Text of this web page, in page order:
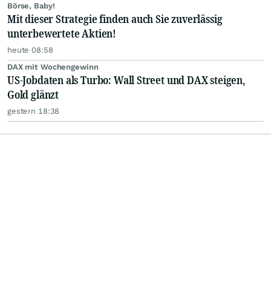
Börse, Baby!
Mit dieser Strategie finden auch Sie zuverlässig
unterbewertete Aktien!
heute 08:58
DAX mit Wochengewinn
US-Jobdaten als Turbo: Wall Street und DAX steigen,
Gold glänzt
gestern 18:38